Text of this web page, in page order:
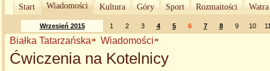
Start Wiadomości Kultura Góry Sport Rozmaitości
Wrzesień 2015 1 2 3 4 5 6 7 8 9 10
Białka Tatarzańska Wiadomości
Ćwiczenia na Kotelnicy